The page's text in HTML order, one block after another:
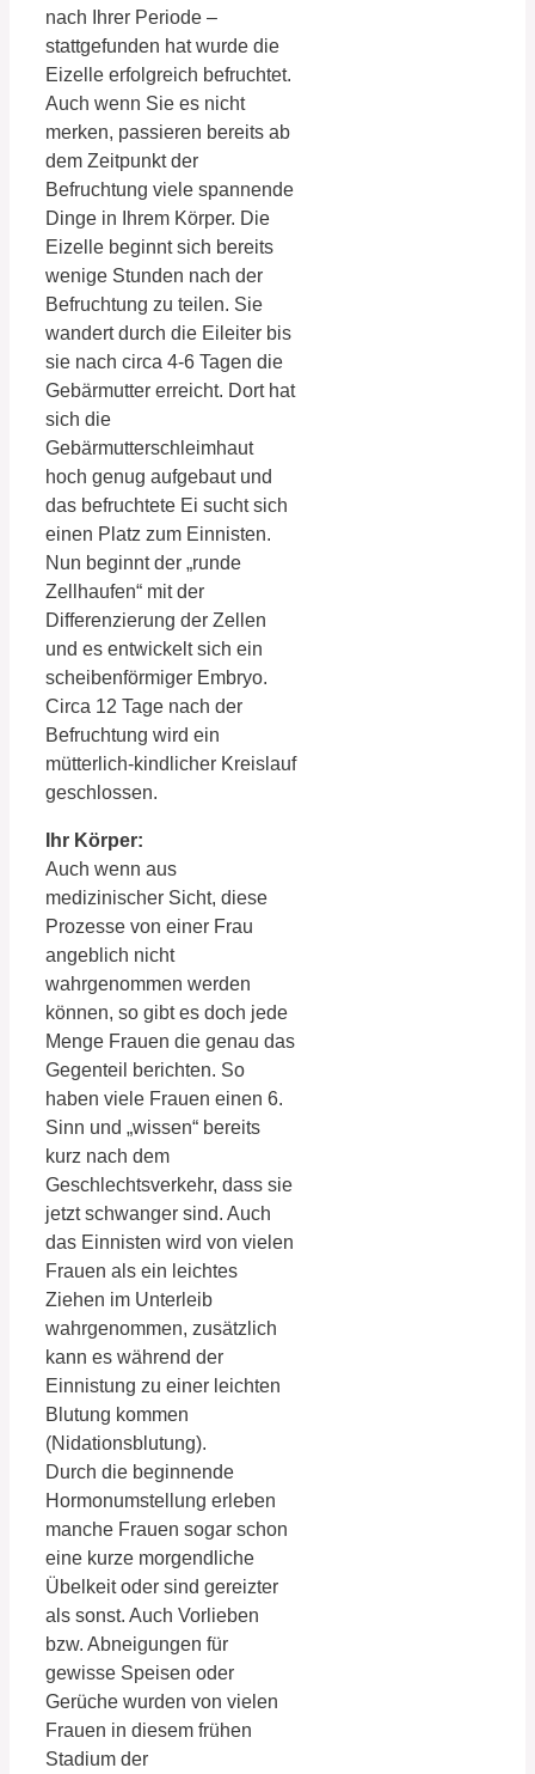
nach Ihrer Periode –
stattgefunden hat wurde die
Eizelle erfolgreich befruchtet.
Auch wenn Sie es nicht
merken, passieren bereits ab
dem Zeitpunkt der
Befruchtung viele spannende
Dinge in Ihrem Körper. Die
Eizelle beginnt sich bereits
wenige Stunden nach der
Befruchtung zu teilen. Sie
wandert durch die Eileiter bis
sie nach circa 4-6 Tagen die
Gebärmutter erreicht. Dort hat
sich die
Gebärmutterschleimhaut
hoch genug aufgebaut und
das befruchtete Ei sucht sich
einen Platz zum Einnisten.
Nun beginnt der „runde
Zellhaufen“ mit der
Differenzierung der Zellen
und es entwickelt sich ein
scheibenförmiger Embryo.
Circa 12 Tage nach der
Befruchtung wird ein
mütterlich-kindlicher Kreislauf
geschlossen.
Ihr Körper:
Auch wenn aus
medizinischer Sicht, diese
Prozesse von einer Frau
angeblich nicht
wahrgenommen werden
können, so gibt es doch jede
Menge Frauen die genau das
Gegenteil berichten. So
haben viele Frauen einen 6.
Sinn und „wissen“ bereits
kurz nach dem
Geschlechtsverkehr, dass sie
jetzt schwanger sind. Auch
das Einnisten wird von vielen
Frauen als ein leichtes
Ziehen im Unterleib
wahrgenommen, zusätzlich
kann es während der
Einnistung zu einer leichten
Blutung kommen
(Nidationsblutung).
Durch die beginnende
Hormonumstellung erleben
manche Frauen sogar schon
eine kurze morgendliche
Übelkeit oder sind gereizter
als sonst. Auch Vorlieben
bzw. Abneigungen für
gewisse Speisen oder
Gerüche wurden von vielen
Frauen in diesem frühen
Stadium der